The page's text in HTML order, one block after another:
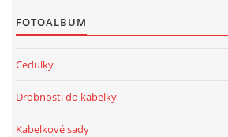
FOTOALBUM
Cedulky
Drobnosti do kabelky
Kabelkové sady